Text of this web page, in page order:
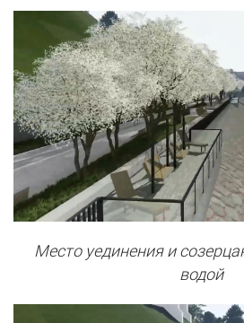
Место уединения и
водой